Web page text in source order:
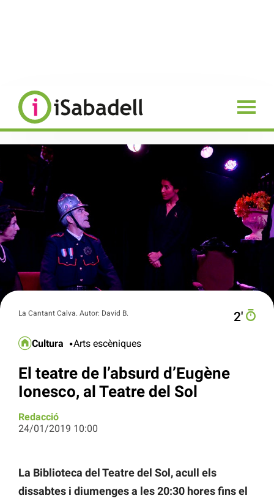
La Cantant Calva. Autor: David B. 2′
Cultura Arts escèniques
El teatre de l’absurd d’Eugène
Ionesco, al Teatre del Sol
Redacció
24/01/2019 10:00
La Biblioteca del Teatre del Sol, acull els
dissabtes i diumenges a les 20:30 hores fins el